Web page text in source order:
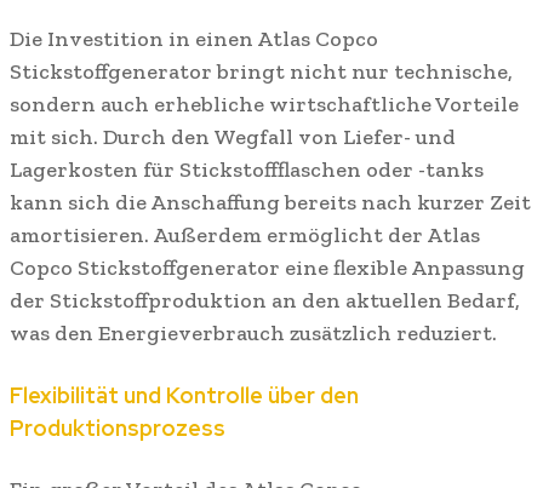
Die Investition in einen Atlas Copco
Stickstoffgenerator bringt nicht nur technische,
sondern auch erhebliche wirtschaftliche Vorteile
mit sich. Durch den Wegfall von Liefer- und
Lagerkosten für Stickstoffflaschen oder -tanks
kann sich die Anschaffung bereits nach kurzer Zeit
amortisieren. Außerdem ermöglicht der Atlas
Copco Stickstoffgenerator eine flexible Anpassung
der Stickstoffproduktion an den aktuellen Bedarf,
was den Energieverbrauch zusätzlich reduziert.
Flexibilität und Kontrolle über den
Produktionsprozess